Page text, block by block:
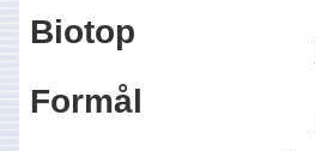
Biotop
Formål